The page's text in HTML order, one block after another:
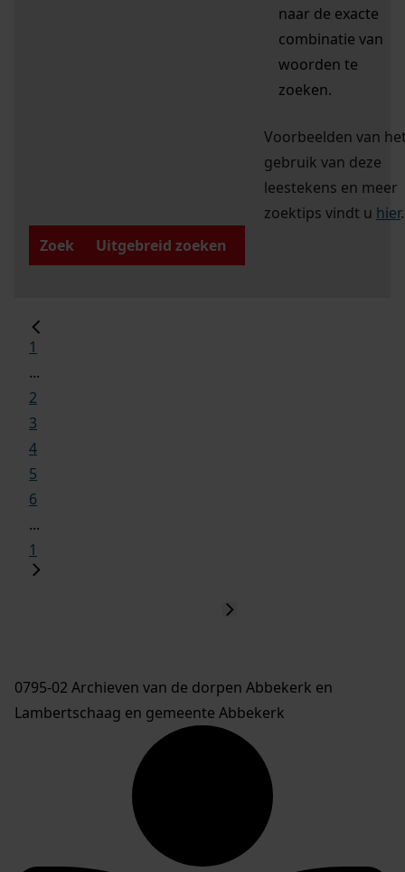
naar de exacte
combinatie van
woorden te
zoeken.
Voorbeelden van
gebruik van deze
leestekens en meer
zoektips vindt u hier.
Zoek
Uitgebreid zoeken
1
...
2
3
4
5
6
...
1
0795-02 Archieven van de dorpen Abbekerk en
Lambertschaag en gemeente Abbekerk